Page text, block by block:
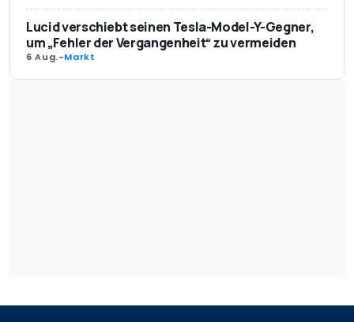
Lucid verschiebt seinen Tesla-Model-Y-Gegner,
um „Fehler der Vergangenheit“ zu vermeiden
6 Aug.-Markt